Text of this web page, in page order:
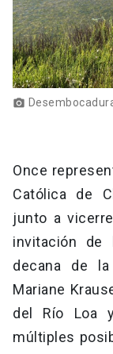
photo_camera
Once
Católica de
junto a
invitación de
decana de la
Mariane
del Río Loa
múltiples